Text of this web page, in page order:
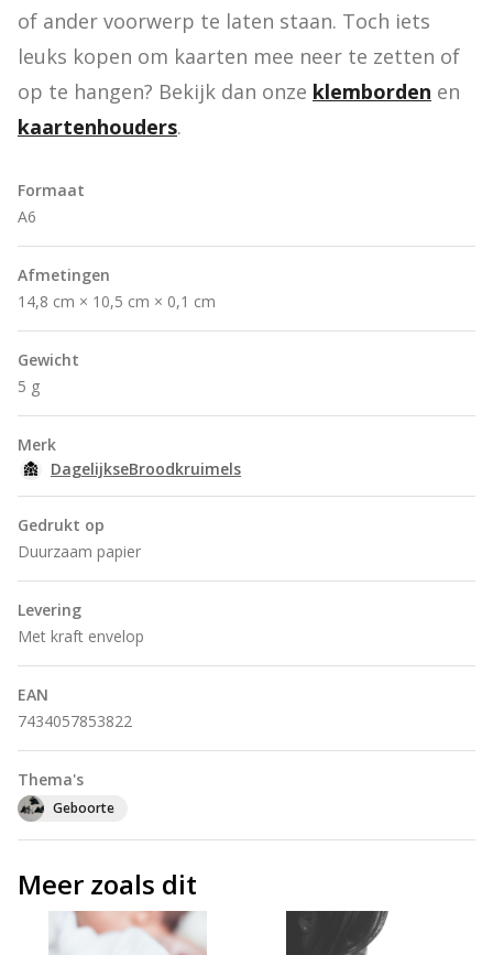
of ander voorwerp te laten staan. Toch iets
leuks kopen om kaarten mee neer te zetten of
op te hangen? Bekijk dan onze klemborden
kaartenhouders.
Formaat
A6
Afmetingen
14,8 cm × 10,5 cm × 0,1 cm
Gewicht
5 g
Merk
DagelijkseBroodkruimels
Gedrukt op
Duurzaam papier
Levering
Met kraft envelop
EAN
7434057853822
Thema's
Geboorte
Meer zoals dit